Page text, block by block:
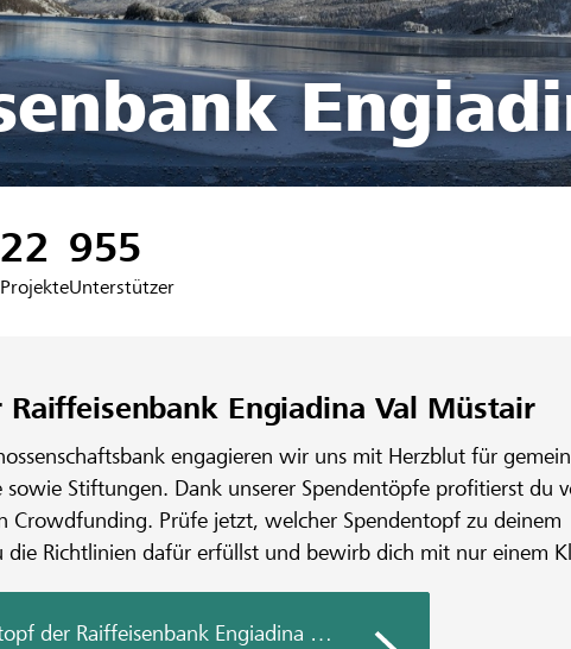
22
Projekte
955
Unterstützer
Raiffeisenbank Engiadina Val Müstair
engagieren wir uns mit Herzblut für
sowie Stiftungen. Dank unserer Spendentöpfe profitierst du
Crowdfunding. Prüfe jetzt, welcher Spendentopf zu deinem
Richtlinien dafür erfüllst und bewirb dich mit nur einem
der Raiffeisenbank Engiadina Val Müstair